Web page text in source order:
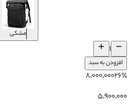
مشکی
۱
افزودن به سبد
۸٬۰۰۰٬۰۰۰۲۶٪
۵٬۹۰۰٬۰۰۰